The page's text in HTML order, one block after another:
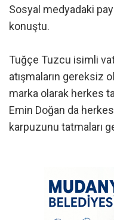
Sosyal medyadaki
konuştu.
Tuğçe Tuzcu isimli
atışmaların gereksiz
marka olarak herkes
Emin Doğan da
karpuzunu tatmaları